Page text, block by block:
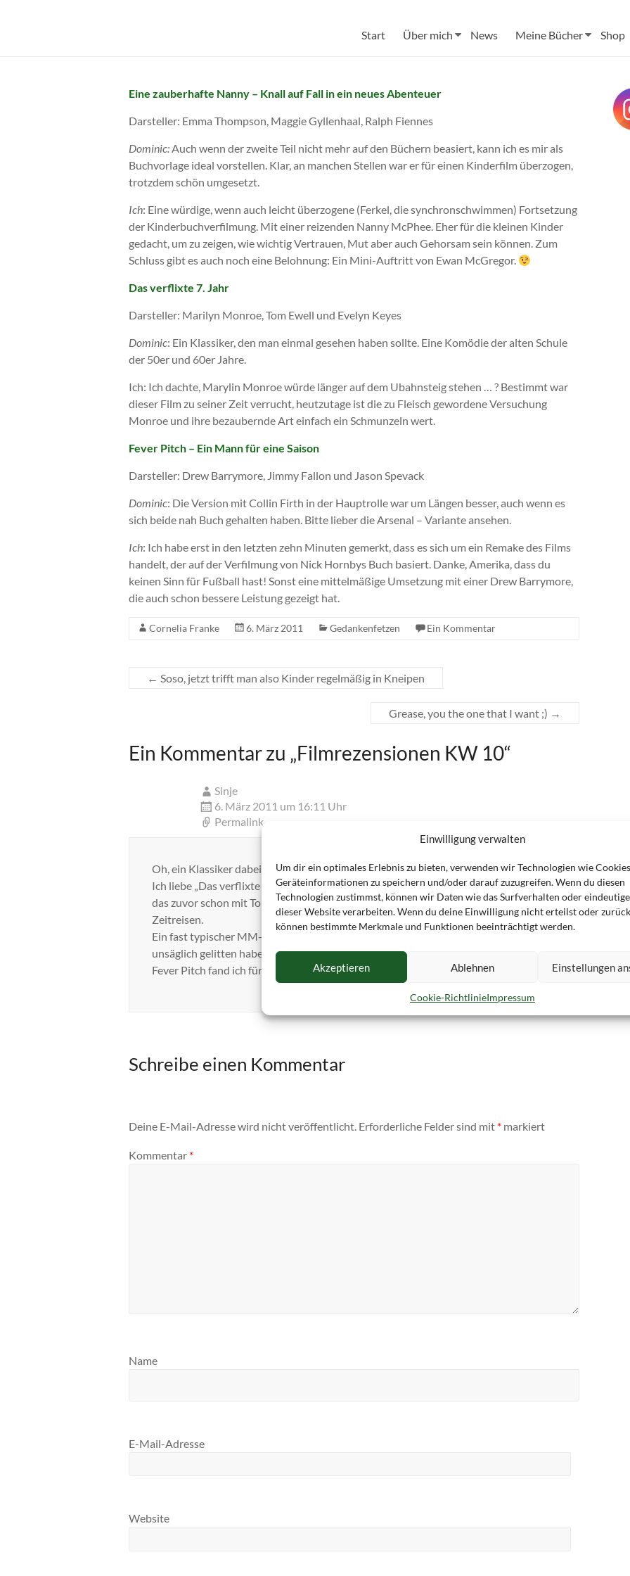
Einwilligung verwalten
Um dir ein optimales Erlebnis zu bieten, verwenden wir Technologien wie
Geräteinformationen zu speichern und/oder darauf zuzugreifen. Wenn du diesen
Technologien zustimmst, können wir Daten wie das Surfverhalten oder
dieser Website verarbeiten. Wenn du deine Einwilligung nicht erteilst oder
können bestimmte Merkmale und Funktionen beeinträchtigt werden.
Akzeptieren Ablehnen Einstellungen
Cookie-RichtlinieImpressum
Start Über mich News Meine Bücher Shop
Eine zauberhafte Nanny – Knall auf Fall in ein neues Abenteuer
Darsteller: Emma Thompson, Maggie Gyllenhaal, Ralph Fiennes
Dominic:Auch wenn der zweite Teil nicht mehr auf den Büchern beasiert, kann ich es mir als
Buchvorlage ideal vorstellen. Klar, an manchen Stellen war er für einen Kinderfilm überzogen,
trotzdem schön umgesetzt.
Ich: Eine würdige, wenn auch leicht überzogene (Ferkel, die synchronschwimmen) Fortsetzung
der Kinderbuchverfilmung. Mit einer reizenden Nanny McPhee. Eher für die kleinen Kinder
gedacht, um zu zeigen, wie wichtig Vertrauen, Mut aber auch Gehorsam sein können. Zum
Schluss gibt es auch noch eine Belohnung: Ein Mini-Auftritt von Ewan McGregor.
Das verflixte 7. Jahr
Darsteller: Marilyn Monroe, Tom Ewell und Evelyn Keyes
Dominic: Ein Klassiker, den man einmal gesehen haben sollte. Eine Komödie der alten Schule
der 50er und 60er Jahre.
Ich: Ich dachte, Marylin Monroe würde länger auf dem Ubahnsteig stehen … ? Bestimmt war
dieser Film zu seiner Zeit verrucht, heutzutage ist die zu Fleisch gewordene Versuchung
Monroe und ihre bezaubernde Art einfach ein Schmunzeln wert.
Fever Pitch – Ein Mann für eine Saison
Darsteller: Drew Barrymore, Jimmy Fallon und Jason Spevack
Dominic: Die Version mit Collin Firth in der Hauptrolle war um Längen besser, auch wenn es
sich beide nah Buch gehalten haben. Bitte lieber die Arsenal – Variante ansehen.
Ich: Ich habe erst in den letzten zehn Minuten gemerkt, dass es sich um ein Remake des Films
handelt, der auf der Verfilmung von Nick Hornbys Buch basiert. Danke, Amerika, dass du
keinen Sinn für Fußball hast! Sonst eine mittelmäßige Umsetzung mit einer Drew Barrymore,
die auch schon bessere Leistung gezeigt hat.
Cornelia Franke 6. März 2011 Gedankenfetzen Ein Kommentar
← Soso, jetzt trifft man also Kinder regelmäßig in Kneipen
Grease, you the one that I want ;) →
Ein Kommentar zu „Filmrezensionen KW 10“
Sinje
6. März 2011 um 16:11 Uhr
Permalink
Oh, ein Klassiker dabei
Ich liebe „Das verflixte 7. Jahr“ und hätte liebend gern das Theaterstück gesehen,
das zuvor schon mit Tom Ewell erfolgreich gelaufen ist. Leider gibt es keine
Zeitreisen.
Ein fast typischer MM-Film, in dem sie sich selber auf die Schippe nimmt, aber wohl
unsäglich gelitten haben muss.
Fever Pitch fand ich fürchterlich …
Schreibe einen Kommentar
Deine E-Mail-Adresse wird nicht veröffentlicht. Erforderliche Felder sind mit * markiert
Kommentar *
Name
E-Mail-Adresse
Website